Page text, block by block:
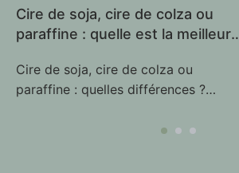
Cire de soja, cire de colza ou
paraffine : quelle est la meilleure
Cire de soja, cire de colza ou
paraffine : quelles différences ?